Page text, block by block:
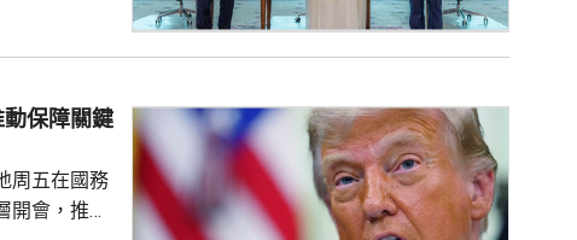
對三國的
協議純屬防
互支持，不
他區...
保障關鍵
周五在國務
開會，推動